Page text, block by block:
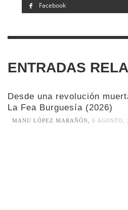
Facebook
ENTRADAS
Desde una revolución
La Fea Burguesía (2026)
MANU LÓPEZ MARAÑÓN, 6 AGOSTO,